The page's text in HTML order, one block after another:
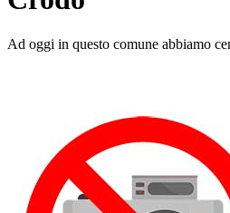
Ad oggi in questo comune abbiamo